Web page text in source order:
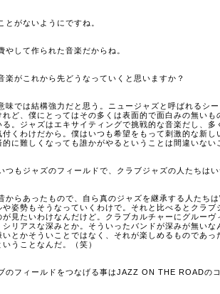
とがないようにですね。
やして作られた音楽だからね。
楽がこれから先どうなっていくと思いますか？
味では結構強力だと思う。ニュージャズと呼ばれるシ
ど、僕にとってはその多くは表面的で面白みの無い
る。ジャズはエキサイティングで挑戦的な音楽だし、
くわけだから。僕はいつも希望をもって刺激的な新
的に難しくなっても誰かがやるということは間違いない
つもジャズのフィールドで、クラブジャズの人たちは
からあったもので、自ら真のジャズを継承する人たち
姿勢もそうなっていくわけで。それと比べるとクラ
が見たいわけなんだけど。クラブカルチャーにグルー
シリアスな深みとか。そういったバンドが深みが無い
いとかそういことではなく、それが楽しめるものであ
うことなんだ。（笑）
のフィールドをつなげる事はJAZZ ON THE ROADの